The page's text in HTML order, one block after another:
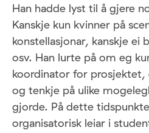
Han hadde lyst til å gjere
Kanskje kun kvinner på
konstellasjonar, kanskje ei
osv. Han lurte på om eg
koordinator for prosjektet,
og tenkje på ulike
gjorde. På dette
organisatorisk leiar i